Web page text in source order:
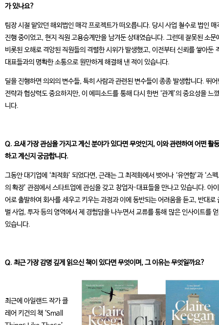
가 있나요?
팀장 시절 맡았던 해외법인 매각 프로젝트가 떠오릅니다. 당시 사업 철수로 법인 매
진행 중이었고, 현지 직원 고용승계만을 남겨둔 상태였습니다. 그런데 잘못된 소문
비롯된 오해로 격앙된 직원들의 격렬한 시위가 발생했고, 이전부터 신뢰를 쌓아둔
대표들과의 명확한 소통으로 원만하게 해결해 낸 적이 있습니다.
딜을 진행하면 의외의 변수들, 특히 사람과 관련된 변수들이 종종 발생합니다. 뛰어
전략과 협상력도 중요하지만, 이 에피소드를 통해 다시 한번 ‘관계’의 중요성을 느
니다.
Q. 요새 가장 관심을 가지고 계신 분야가 있다면 무엇인지, 이와 관련하여 어떤 활
하고 계신지 궁금합니다.
그동안 대기업에 ‘최적화’ 되었다면, 근래는 그 최적화에서 벗어나 ‘유연함’과 ‘스
의 확장’ 관점에서 스타트업에 관심을 갖고 창업자·대표들을 만나고 있습니다. 아
어로 출발하여 회사를 세우고 키우는 과정과 이에 동반되는 어려움을 듣고, 반대로
벌 사업, 투자 등의 영역에서 제 경험담을 나누면서 교류를 통해 많은 인사이트를
있습니다.
Q. 최근 가장 감명 깊게 읽으신 책이 있다면 무엇이며, 그 이유는 무엇일까요?
최근에 아일랜드 작가 클
레어 키건의 책 ‘Small